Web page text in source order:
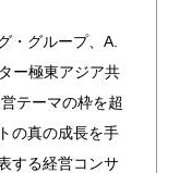
・グループ、A.
ー極東アジア共
テーマの枠を超
の真の成長を手
する経営コンサ